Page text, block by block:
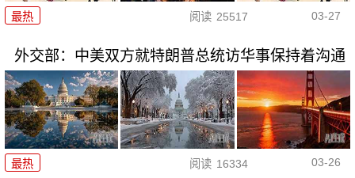
最热 阅读 25517 03-27
外交部：中美双方就特朗普总统访华事保持着沟通
最热 阅读 16334 03-26